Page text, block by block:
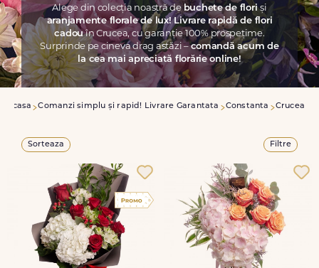
Alege din colecția noastră de buchete de floriși
aranjamente florale de lux! Livrare rapidă de flori
cadouîn Crucea, cu garanție 100% prospețime.
Surprinde pe cineva drag astăzi –comandă acum de
la cea mai apreciată florărie online!
Acasa Comanzi simplu și rapid! Livrare Garantata Constanta Crucea
Sorteaza Filtre